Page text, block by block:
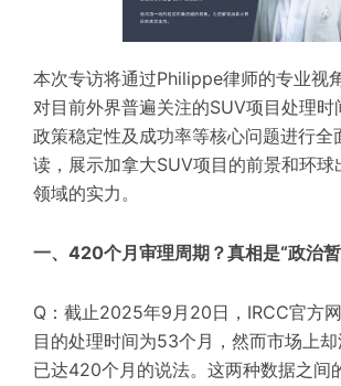
本次专访将通过Philippe律师的专业视
对目前外界普遍关注的SUV项目处理时
政策稳定性及成功率等核心问题进行全
读，展示加拿大SUV项目的前景和环球
领域的实力。
一、420个月审理周期？真相是“政治
Q：截止2025年9月20日，IRCC官方
目的处理时间为53个月，然而市场上
已达420个月的说法。这两种数据之间